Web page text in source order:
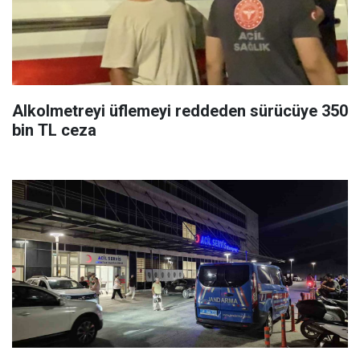
Alkolmetreyi üflemeyi reddeden sürücüye 350
bin TL ceza